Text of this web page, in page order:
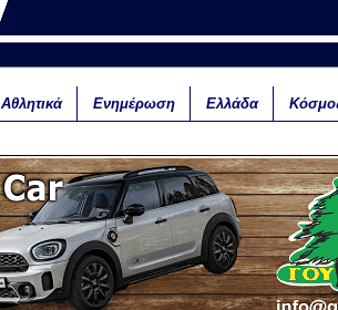
Αθλητικά Ενημέρωση Ελλάδα